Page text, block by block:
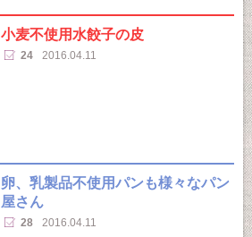
小麦不使用水餃子の皮
24 2016.04.11
卵、乳製品不使用パンも様々なパン
屋さん
28 2016.04.11